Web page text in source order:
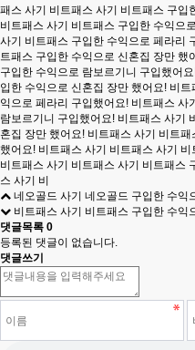
네오골드 사기 네오골드 구입한 수익
비트패스 사기 비트패스 구입한 수익
댓글목록 0
등록된 댓글이 없습니다.
댓글쓰기